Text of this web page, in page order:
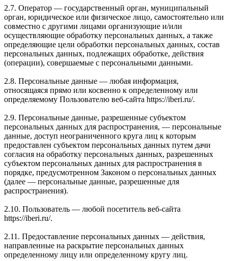
2.7. Оператор — государственный орган, муниципальный
орган, юридическое или физическое лицо, самостоятельно или
совместно с другими лицами организующие и/или
осуществляющие обработку персональных данных, а также
определяющие цели обработки персональных данных, состав
персональных данных, подлежащих обработке, действия
(операции), совершаемые с персональными данными.
2.8. Персональные данные — любая информация,
относящаяся прямо или косвенно к определенному или
определяемому Пользователю веб-сайта https://iberi.ru/.
2.9. Персональные данные, разрешенные субъектом
персональных данных для распространения, — персональные
данные, доступ неограниченного круга лиц к которым
предоставлен субъектом персональных данных путем дачи
согласия на обработку персональных данных, разрешенных
субъектом персональных данных для распространения в
порядке, предусмотренном Законом о персональных данных
(далее — персональные данные, разрешенные для
распространения).
2.10. Пользователь — любой посетитель веб-сайта
https://iberi.ru/.
2.11. Предоставление персональных данных — действия,
направленные на раскрытие персональных данных
определенному лицу или определенному кругу лиц.